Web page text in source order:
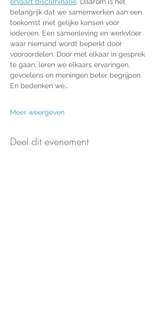
belangrijk dat we samenwerken aan een
toekomst met gelijke kansen voor
iedereen. Een samenleving en werkvloer
waar niemand wordt beperkt door
vooroordelen. Door met elkaar in gesprek
te gaan, leren we elkaars ervaringen,
gevoelens en meningen beter begrijpen.
En bedenken we…
Meer weergeven
Deel dit evenement